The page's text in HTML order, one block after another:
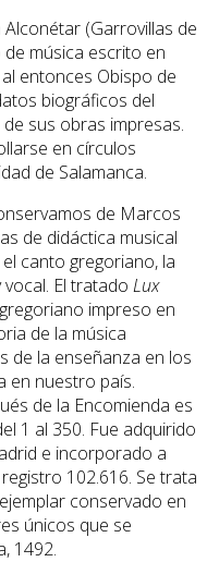
(Garrovillas de
música escrito en
entonces Obispo de
biográficos del
sus obras impresas.
en círculos
de Salamanca.
de Marcos
de didáctica musical
canto gregoriano, la
El tratado Lux
impreso en
de la música
de la enseñanza en los
en nuestro país.
de la Encomienda es
1 al 350. Fue adquirido
e incorporado a
102.616. Se trata
conservado en
únicos que se
1492.